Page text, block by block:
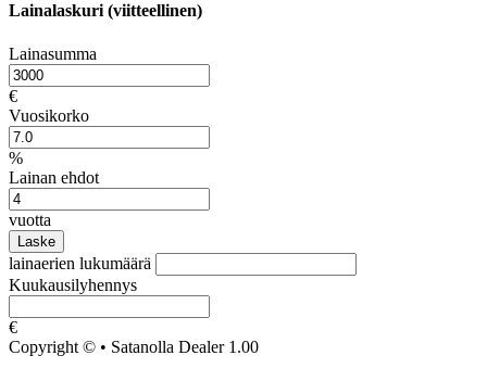
Lainalaskuri (viitteellinen)
Lainasumma
€
Vuosikorko
%
Lainan ehdot
vuotta
Laske
lainaerien lukumäärä
Kuukausilyhennys
€
Copyright © • Satanolla Dealer 1.00